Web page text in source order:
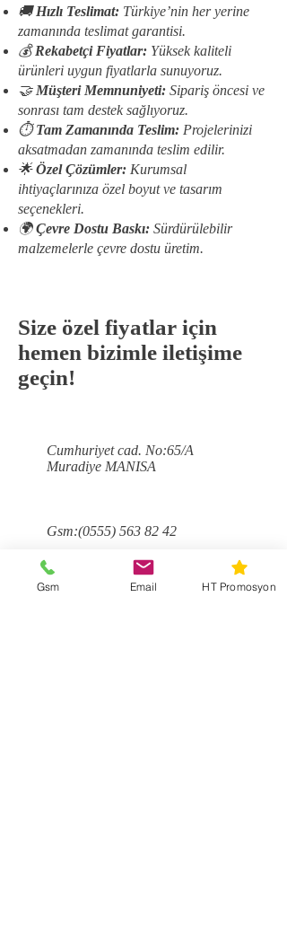
🚚Hızlı Teslimat: Türkiye’nin her yerine
zamanında teslimat garantisi.
💰Rekabetçi Fiyatlar: Yüksek kaliteli
ürünleri uygun fiyatlarla sunuyoruz.
🤝 Müşteri Memnuniyeti: Sipariş öncesi ve
sonrası tam destek sağlıyoruz.
⏱️Tam Zamanında Teslim: Projelerinizi
aksatmadan zamanında teslim edilir.
🌟Özel Çözümler: Kurumsal
ihtiyaçlarınıza özel boyut ve tasarım
seçenekleri.
🌍Çevre Dostu Baskı: Sürdürülebilir
malzemelerle çevre dostu üretim.
Size özel fiyatlar için
hemen bizimle iletişime
geçin!
Cumhuriyet cad. No:65/A
Muradiye MANISA
Gsm:(0555) 563 82 42
grafik@htdijital.com
Gsm Email HT Promosyon